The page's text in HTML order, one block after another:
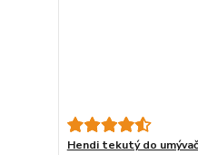
Hendi tekutý do